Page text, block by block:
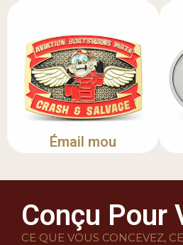
Émail mou
Conçu Pour
CE QUE VOUS CONCEVEZ,